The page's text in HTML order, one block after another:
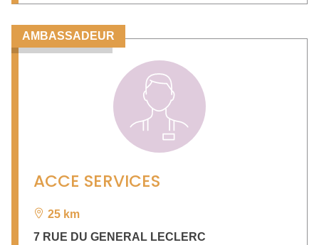
AMBASSADEUR
ACCE SERVICES
25 km
7 RUE DU GENERAL LECLERC